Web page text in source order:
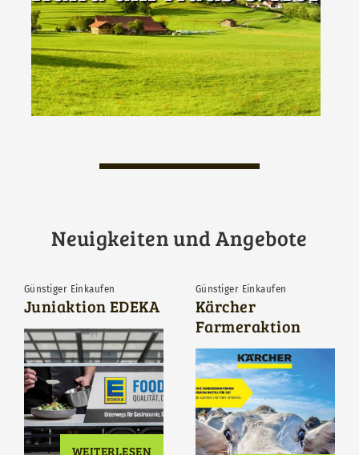
Neuigkeiten und Angebote
Günstiger Einkaufen
Juniaktion EDEKA
WEITERLESEN
Günstiger Einkaufen
Kärcher
Farmeraktion